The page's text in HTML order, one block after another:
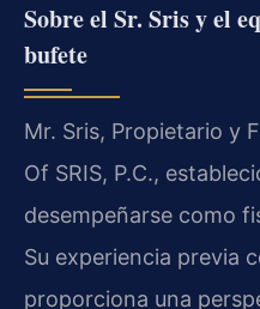
Sobre el Sr. Sris y el
bufete
Mr. Sris, Propietario y
Of SRIS, P.C.,
desempeñarse como
Su experiencia previa
proporciona una